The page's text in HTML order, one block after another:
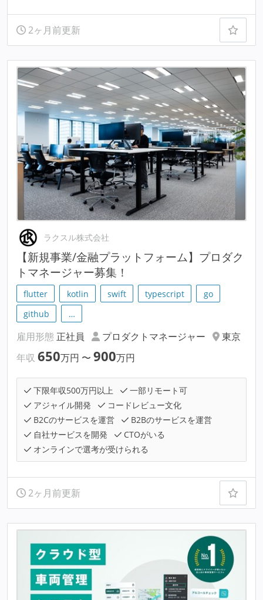
2ヶ月前更新
ラクスル株式会社
【新規事業/金融プラットフォーム】プロダク
トマネージャー募集！
flutter kotlin swift typescript
go
github
…
雇用形態 正社員 プロダクトマネージャー
東京
年収 650万円 〜 900万円
下限年収500万円以上
一部リモート可
アジャイル開発
コードレビュー文化
B2Cのサービスを運営
B2Bのサービスを運営
自社サービスを開発
CTOがいる
オンラインで選考が受けられる
2ヶ月前更新